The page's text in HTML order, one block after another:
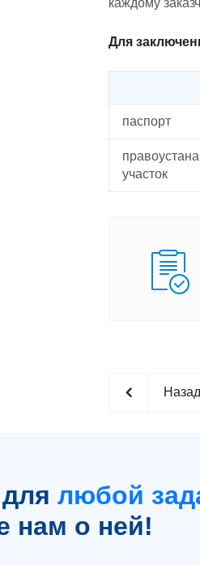
каждому
Для
паспорт
участок
любой
нам о ней!